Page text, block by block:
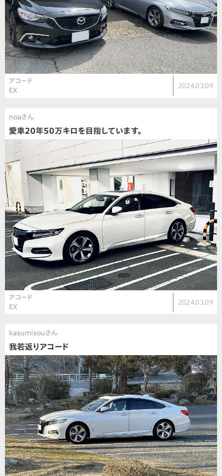
アコード
EX
2024.03.09
noaさん
愛車20年50万キロを目指しています。
アコード
EX
2024.03.09
kasumisouさん
我若返りアコード